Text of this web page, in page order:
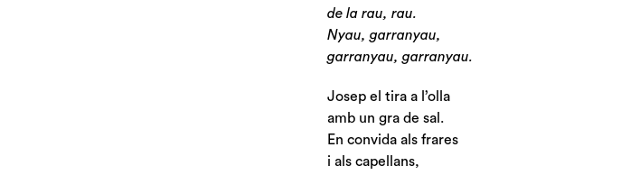
de la rau, rau.
Nyau, garranyau,
garranyau, garranyau.
Josep el tira a l’olla
amb un gra de sal.
En convida als frares
i als capellans,